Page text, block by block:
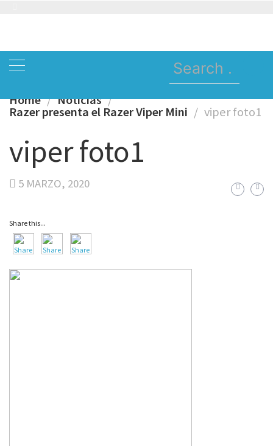
Search
for:
Home Noticias
Razer presenta el Razer Viper Mini viper foto1
viper foto1
5 MARZO, 2020
Share this...